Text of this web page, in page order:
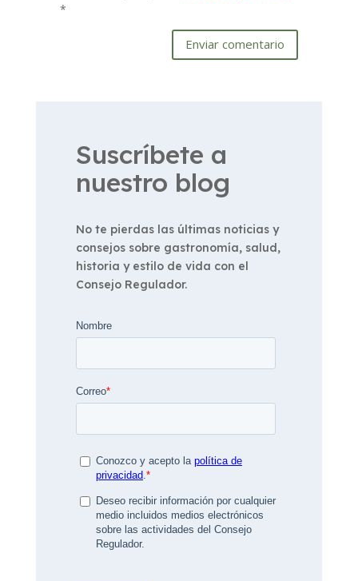
*
Enviar comentario
Suscríbete a
nuestro blog
No te pierdas las últimas noticias y
consejos sobre gastronomía, salud,
historia y estilo de vida con el
Consejo Regulador.